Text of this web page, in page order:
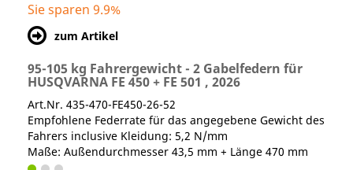
Sie sparen 9.9%
zum Artikel
95-105 kg Fahrergewicht - 2 Gabelfedern für
HUSQVARNA FE 450 + FE 501 , 2026
Art.Nr. 435-470-FE450-26-52
Empfohlene Federrate für das angegebene Gewicht des
Fahrers inclusive Kleidung: 5,2 N/mm
Maße: Außendurchmesser 43,5 mm + Länge 470 mm